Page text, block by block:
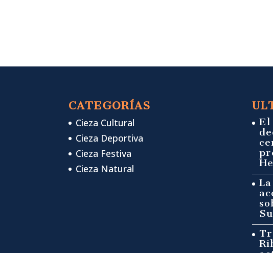
CATEGORÍAS
Cieza Cultural
Cieza Deportiva
Cieza Festiva
Cieza Natural
El